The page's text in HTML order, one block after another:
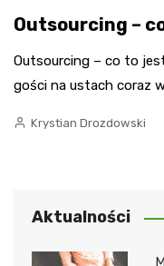
Outsourcing –
Outsourcing – co to
gości na ustach coraz
Krystian Drozdowski
Aktualności